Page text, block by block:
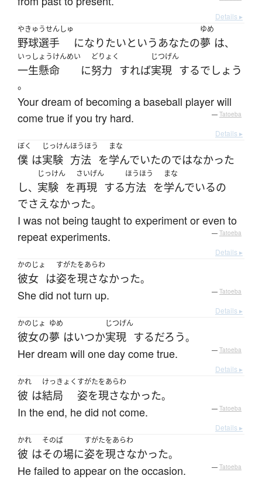
Details ▸
やきゅうせんしゅ
野球選手 になりたいという あなたの
ゆめ
夢 は、
いっしょうけんめい
一生懸命 に
どりょく
努力 すれば
じつげん
実現 するでしょう
。
Your dream of becoming a baseball player will
come true if you try hard.
— Tatoeba
Details ▸
ぼく
僕 は
じっけん
実験
ほうほう
方法 を
まな
学んでいたのではなかった
し、
じっけん
実験 を
さいげん
再現 する
ほうほう
方法 を
まな
学んでいるの
でさえなかった。
I was not being taught to experiment or even to
repeat experiments.
— Tatoeba
Details ▸
かのじょ
彼女 は
すがたをあらわ
姿を現さなかった。
She did not turn up. — Tatoeba
Details ▸
かのじょ
彼女の
ゆめ
夢 はいつか
じつげん
実現 するだろう。
Her dream will one day come true. — Tatoeba
Details ▸
かれ
彼 は
けっきょく
結局
すがたをあらわ
姿を現さなかった。
In the end, he did not come. — Tatoeba
Details ▸
かれ
彼 は
そのば
その場に
すがたをあらわ
姿を現さなかった。
He failed to appear on the occasion. — Tatoeba